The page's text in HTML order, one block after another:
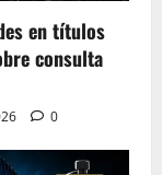
en títulos
consulta
0